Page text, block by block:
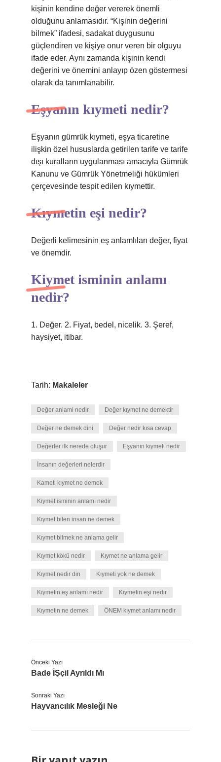
kişinin kendine değer vererek önemli
olduğunu anlamasıdır. “Kişinin değerini
bilmek” ifadesi, sadakat duygusunu
güçlendiren ve kişiye onur veren bir olguyu
ifade eder. Aynı zamanda kişinin kendi
değerini ve önemini anlayıp özen göstermesi
olarak da tanımlanabilir.
Eşyanın kıymeti nedir?
Eşyanın gümrük kıymeti, eşya ticaretine
ilişkin özel hususlarda getirilen tarife ve tarife
dışı kuralların uygulanması amacıyla Gümrük
Kanunu ve Gümrük Yönetmeliği hükümleri
çerçevesinde tespit edilen kıymettir.
Kıymetin eşi nedir?
Değerli kelimesinin eş anlamlıları değer, fiyat
ve önemdir.
Kiymet isminin anlamı
nedir?
1. Değer. 2. Fiyat, bedel, nicelik. 3. Şeref,
haysiyet, itibar.
Tarih: Makaleler
Değer anlami nedir Değer kıymet ne demektir
Değer ne demek dini Değer nedir kısa cevap
Değerler ilk nerede oluşur Eşyanın kıymeti nedir
İnsanın değerleri nelerdir
Kameti kıymet ne demek
Kiymet isminin anlamı nedir
Kıymet bilen insan ne demek
Kıymet bilmek ne anlama gelir
Kıymet kökü nedir Kıymet ne anlama gelir
Kıymet nedir din Kıymeti yok ne demek
Kıymetin eş anlamı nedir Kıymetin eşi nedir
Kıymetin ne demek ÖNEM kıymet anlamı nedir
Önceki Yazı
Bade İŞçil Ayrıldı Mı
Sonraki Yazı
Hayvancılık Mesleği Ne